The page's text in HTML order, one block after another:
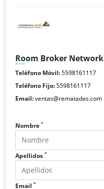
Room Broker Network
Teléfono Móvil:5598161117
Teléfono Fijo:5598161117
Email:ventas@rematadas.com
Nombre *
Apellidos *
Email *